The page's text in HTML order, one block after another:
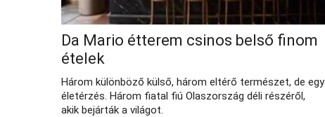
Da Mario étterem csinos belső finom
ételek
Három különböző külső, három eltérő természet, de egy
életérzés. Három fiatal fiú Olaszország déli részéről,
akik bejárták a világot.